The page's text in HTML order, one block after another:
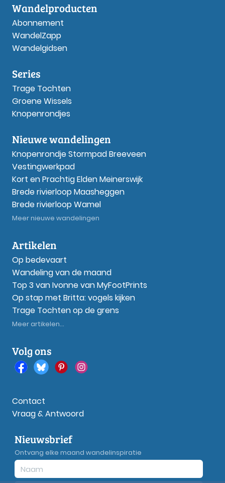
Wandelproducten
Abonnement
WandelZapp
Wandelgidsen
Series
Trage Tochten
Groene Wissels
Knopenrondjes
Nieuwe wandelingen
Knopenrondje Stormpad Breeveen
Vestingwerkpad
Kort en Prachtig Elden Meinerswijk
Brede rivierloop Maasheggen
Brede rivierloop Wamel
Meer nieuwe wandelingen
Artikelen
Op bedevaart
Wandeling van de maand
Top 3 van Ivonne van MyFootPrints
Op stap met Britta: vogels kijken
Trage Tochten op de grens
Meer artikelen...
Volg ons
Contact
Vraag & Antwoord
Nieuwsbrief
Ontvang elke maand wandelinspiratie